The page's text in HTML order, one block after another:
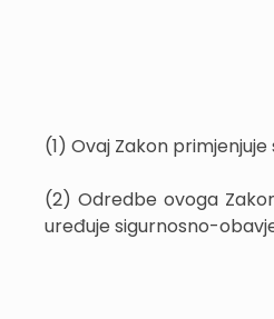
(1) Ovaj Zakon
(2) Odredbe ovoga
uređuje sigurnosno-